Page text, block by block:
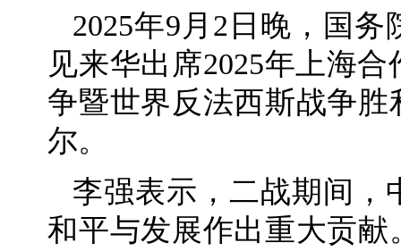
2025年9月2日晚，国
见来华出席2025年上海
争暨世界反法西斯战争
尔。
李强表示，二战期间，
和平与发展作出重大贡